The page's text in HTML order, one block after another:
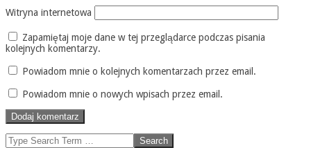
Witryna internetowa
Zapamiętaj moje dane w tej przeglądarce podczas pisania
kolejnych komentarzy.
Powiadom mnie o kolejnych komentarzach przez email.
Powiadom mnie o nowych wpisach przez email.
Search